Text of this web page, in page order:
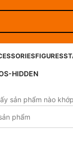
FIGURES
HIDDEN
sản phẩm nào